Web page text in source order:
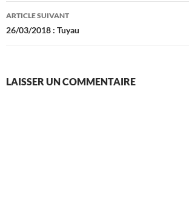
articles
ARTICLE SUIVANT
26/03/2018 : Tuyau
LAISSER UN COMMENTAIRE